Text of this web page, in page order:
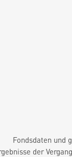
Fondsdaten und
der